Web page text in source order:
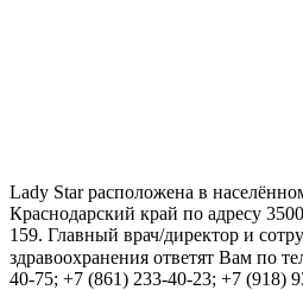
Lady Star расположена в
Краснодарский край по адресу
159. Главный врач/директор и
здравоохранения ответят Вам по
40-75; +7 (861) 233-40-23; +7 (918)